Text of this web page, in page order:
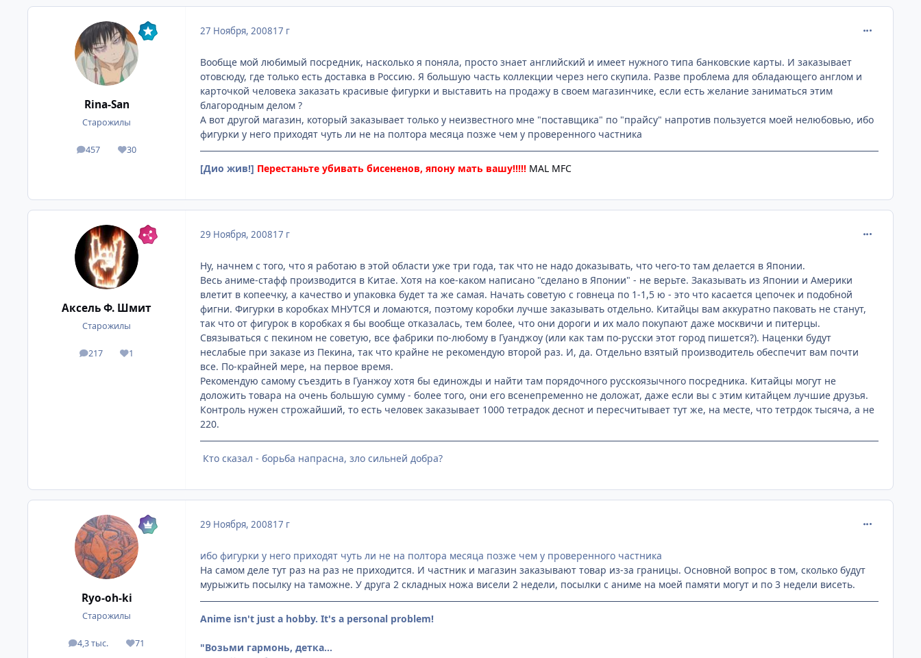
Rina-San
Старожилы
457
посты 30
Репутация
27 Ноября, 200817 г
Вообще мой любимый посредник, насколько я поняла, просто знает английский и имеет нужного типа банковские карты. И заказывает
отовсюду, где только есть доставка в Россию. Я большую часть коллекции через него скупила. Разве проблема для обладающего англом и
карточкой человека заказать красивые фигурки и выставить на продажу в своем магазинчике, если есть желание заниматься этим
благородным делом ?
А вот другой магазин, который заказывает только у неизвестного мне "поставщика" по "прайсу" напротив пользуется моей нелюбовью, ибо
фигурки у него приходят чуть ли не на полтора месяца позже чем у проверенного частника
[Дио жив!] Перестаньте убивать бисененов, япону мать вашу!!!!! MAL MFC
Аксель Ф. Шмит
Старожилы
217
посты 1
Репутация
29 Ноября, 200817 г
Ну, начнем с того, что я работаю в этой области уже три года, так что не надо доказывать, что чего-то там делается в Японии.
Весь аниме-стафф производится в Китае. Хотя на кое-каком написано "сделано в Японии" - не верьте. Заказывать из Японии и Америки
влетит в копеечку, а качество и упаковка будет та же самая. Начать советую с говнеца по 1-1,5 ю - это что касается цепочек и подобной
фигни. Фигурки в коробках МНУТСЯ и ломаются, поэтому коробки лучше заказывать отдельно. Китайцы вам аккуратно паковать не станут,
так что от фигурок в коробках я бы вообще отказалась, тем более, что они дороги и их мало покупают даже москвичи и питерцы.
Связываться с пекином не советую, все фабрики по-любому в Гуанджоу (или как там по-русски этот город пишется?). Наценки будут
неслабые при заказе из Пекина, так что крайне не рекомендую второй раз. И, да. Отдельно взятый производитель обеспечит вам почти
все. По-крайней мере, на первое время.
Рекомендую самому съездить в Гуанжоу хотя бы единожды и найти там порядочного русскоязычного посредника. Китайцы могут не
доложить товара на очень большую сумму - более того, они его всенепременно не доложат, даже если вы с этим китайцем лучшие друзья.
Контроль нужен строжайший, то есть человек заказывает 1000 тетрадок деснот и пересчитывает тут же, на месте, что тетрдок тысяча, а не
220.
Кто сказал - борьба напрасна, зло сильней добра?
Ryo-oh-ki
Старожилы
4,3 тыс.
посты 71
Репутация
29 Ноября, 200817 г
ибо фигурки у него приходят чуть ли не на полтора месяца позже чем у проверенного частника
На самом деле тут раз на раз не приходится. И частник и магазин заказывают товар из-за границы. Основной вопрос в том, сколько будут
мурыжить посылку на таможне. У друга 2 складных ножа висели 2 недели, посылки с аниме на моей памяти могут и по 3 недели висеть.
Anime isn't just a hobby. It's a personal problem!
"Возьми гармонь, детка...